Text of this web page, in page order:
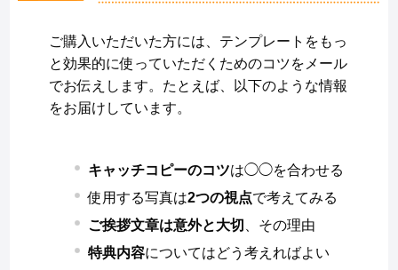
ご購入いただいた方には、テンプレートをもっ
と効果的に使っていただくためのコツをメール
でお伝えします。たとえば、以下のような情報
をお届けしています。
キャッチコピーのコツは◯◯を合わせる
使用する写真は2つの視点で考えてみる
ご挨拶文章は意外と大切
、その理由
特典内容についてはどう考えればよい